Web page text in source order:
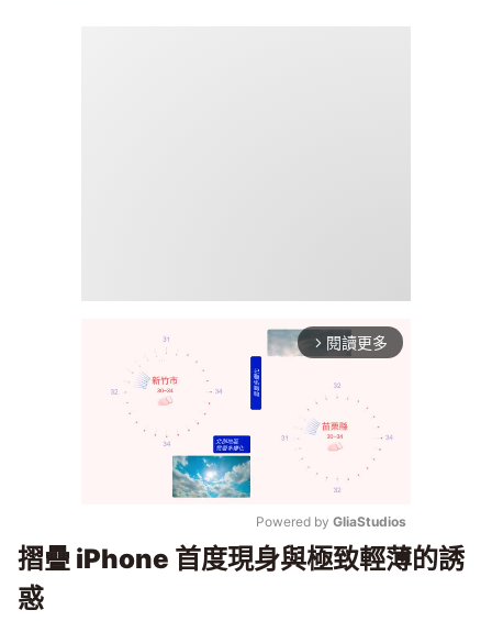
arrow_forward_ios 閱讀更多
Mute
Powered by GliaStudios
摺疊 iPhone 首度現身與極致輕薄的誘
惑